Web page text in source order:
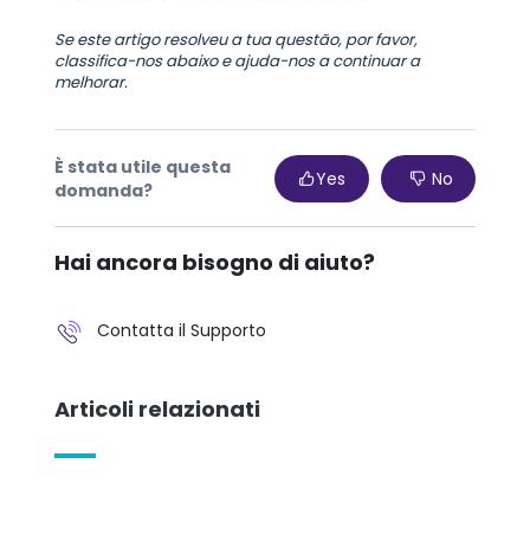
Se este artigo resolveu a tua questão, por favor,
classifica-nos abaixo e ajuda-nos a continuar a
melhorar.
È stata utile questa
domanda?
Yes No
Hai ancora bisogno di aiuto?
Contatta il Supporto
Articoli relazionati